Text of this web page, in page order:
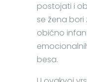
postojati i
se žena bori
obično
besa.